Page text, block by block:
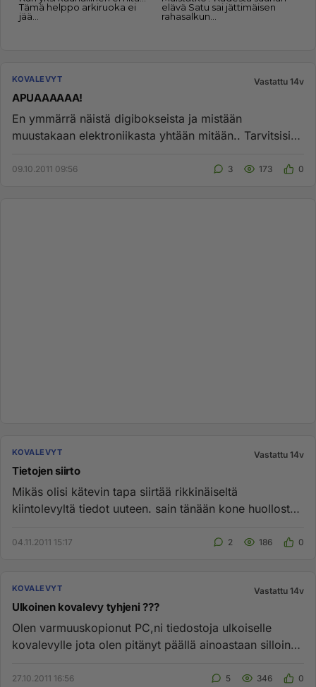
KOVALEVYT Vastattu 14v
APUAAAAAA!
En ymmärrä näistä digibokseista ja mistään
muustakaan elektroniikasta yhtään mitään.. Tarvitsisin
09.10.2011 09:56 3 173 0
KOVALEVYT Vastattu 14v
Tietojen siirto
Mikäs olisi kätevin tapa siirtää rikkinäiseltä
kiintolevyltä tiedot uuteen. sain tänään kone huollosta,
04.11.2011 15:17 2 186 0
KOVALEVYT Vastattu 14v
Ulkoinen kovalevy tyhjeni ???
Olen varmuuskopionut PC,ni tiedostoja ulkoiselle
kovalevylle jota olen pitänyt päällä ainoastaan silloin
27.10.2011 16:56 5 346 0